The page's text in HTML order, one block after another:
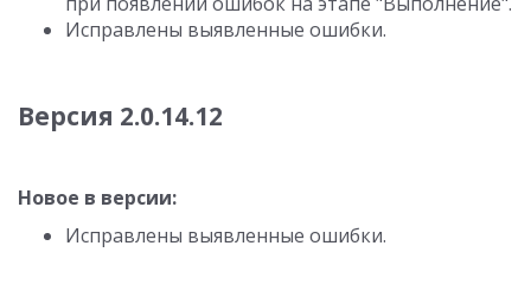
Исправлены выявленные ошибки.
Версия 2.0.14.12
Новое в версии:
Исправлены выявленные ошибки.